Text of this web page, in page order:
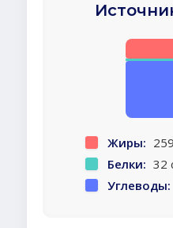
Жиры:
Белки: 32
Углеводы: